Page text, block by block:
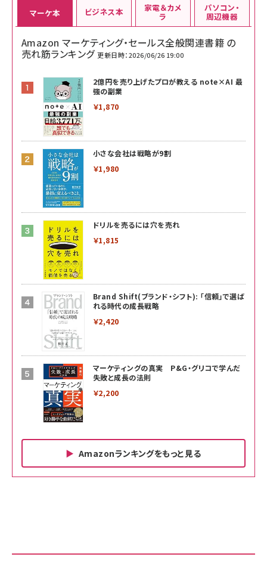
マーケ本
Amazon マーケティング・セールス全般関連書籍 の
売れ筋ランキング 更新日時：2026/06/26 19:00
2億円を売り上げたプロが教える note×AI 最
強の副業
￥1,870
小さな会社は戦略が9割
￥1,980
ドリルを売るには穴を売れ
￥1,815
Brand Shift(ブランド・シフト): 「信頼」で選ば
れる時代の成長戦略
￥2,420
マーケティングの真実 P&G・グリコで学んだ
失敗と成長の法則
￥2,200
Amazonランキングをもっと見る
ビジネス本
￥880
家電＆カメ
ラ
サポート正規品 メーカー保証5年 KLMEA128G
パソコン・
周辺機器
サポート正規品 メーカー保証5年 KLMEA128G